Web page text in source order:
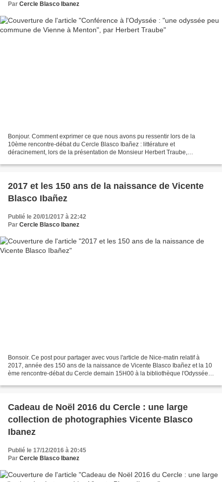
Par Cercle Blasco Ibanez
Bonjour. Comment exprimer ce que nous avons pu ressentir lors de la
10ème rencontre-débat du Cercle Blasco Ibañez : littérature et
déracinement, lors de la présentation de Monsieur Herbert Traube,
2017 et les 150 ans de la naissance de Vicente
Blasco Ibañez
Publié le 20/01/2017 à 22:42
Par Cercle Blasco Ibanez
Bonsoir. Ce post pour partager avec vous l'article de Nice-matin relatif à
2017, année des 150 ans de la naissance de Vicente Blasco Ibañez et la 10
ème rencontre-débat du Cercle demain 15H00 à la bibliothèque l'Odyssée
Cadeau de Noël 2016 du Cercle : une large
collection de photographies Vicente Blasco
Ibanez
Publié le 17/12/2016 à 20:45
Par Cercle Blasco Ibanez